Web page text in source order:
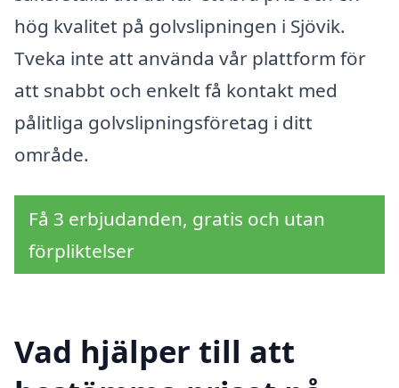
hög kvalitet på golvslipningen i Sjövik.
Tveka inte att använda vår plattform för
att snabbt och enkelt få kontakt med
pålitliga golvslipningsföretag i ditt
område.
Få 3 erbjudanden, gratis och utan
förpliktelser
Vad hjälper till att